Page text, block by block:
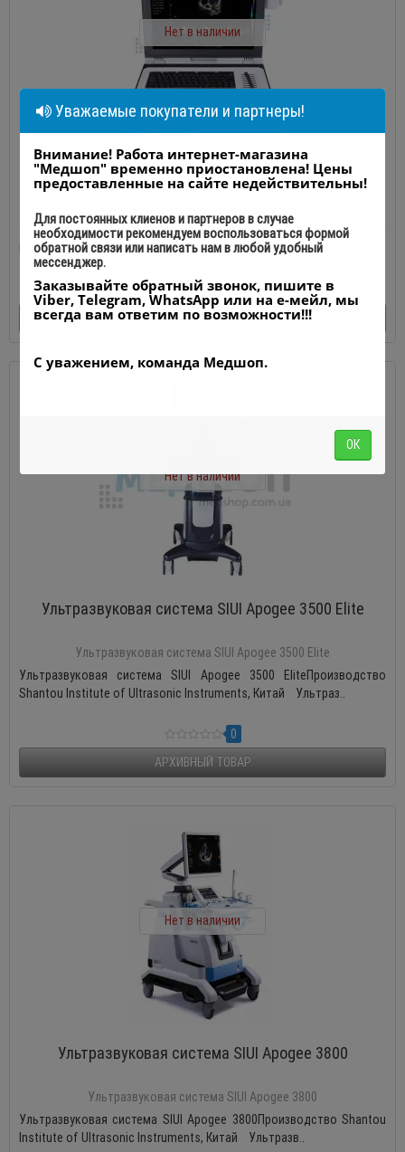
Нет в наличии
Ультразвуковая система SIUI Apogee 1200
Ультразвуковая система SIUI Apogee 1200Производство Shantou
Institute of Ultrasonic Instruments, Китай Портативный УЗИ..
0
АРХИВНЫЙ ТОВАР
Нет в наличии
Ультразвуковая система SIUI Apogee 3500 Elite
Ультразвуковая система SIUI Apogee 3500 Elite
Ультразвуковая система SIUI Apogee 3500 EliteПроизводство
Shantou Institute of Ultrasonic Instruments, Китай Ультраз..
0
АРХИВНЫЙ ТОВАР
Нет в наличии
Ультразвуковая система SIUI Apogee 3800
Ультразвуковая система SIUI Apogee 3800
Ультразвуковая система SIUI Apogee 3800Производство Shantou
Institute of Ultrasonic Instruments, Китай Ультразв..
Уважаемые покупатели и партнеры!
Внимание! Работа интернет-магазина
"Медшоп" временно приостановлена! Цены
предоставленные на сайте недействительны!
Для постоянных клиенов и партнеров в случае
необходимости рекомендуем воспользоваться формой
обратной связи или написать нам в любой удобный
мессенджер.
Заказывайте обратный звонок, пишите в
Viber, Telegram, WhatsApp или на е-мейл, мы
всегда вам ответим по возможности!!!
С уважением, команда Медшоп.
ОК